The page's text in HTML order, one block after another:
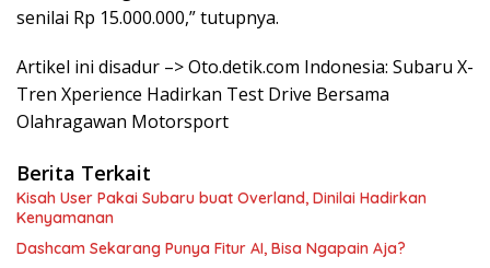
senilai Rp 15.000.000,” tutupnya.
Artikel ini disadur –> Oto.detik.com Indonesia: Subaru X-
Tren Xperience Hadirkan Test Drive Bersama
Olahragawan Motorsport
Berita Terkait
Kisah User Pakai Subaru buat Overland, Dinilai Hadirkan
Kenyamanan
Dashcam Sekarang Punya Fitur AI, Bisa Ngapain Aja?